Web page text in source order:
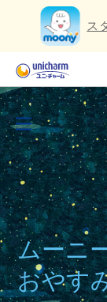
ス
ムーニ
おやす